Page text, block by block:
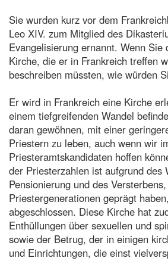
Sie wurden kurz vor dem
Leo XIV. zum Mitglied des
Evangelisierung ernannt. Wenn Sie
Kirche, die er in Frankreich treffen
beschreiben müssten, wie würden
Er wird in Frankreich eine Kirche
einem tiefgreifenden Wandel
daran gewöhnen, mit einer
Priestern zu leben, auch wenn wir
Priesteramtskandidaten hoffen
der Priesterzahlen ist aufgrund des
Pensionierung und des
Priestergenerationen geprägt
abgeschlossen. Diese Kirche hat
Enthüllungen über sexuellen und
sowie der Betrug, der in einigen
und Einrichtungen, die einst